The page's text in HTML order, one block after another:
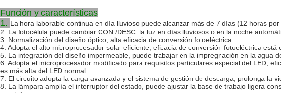
Función y características
1. La hora laborable continua en día lluvioso puede alcanzar más de 7 días (12 horas por
2. La fotocélula puede cambiar CON./DESC. la luz en días lluviosos o en la noche
3. Normalización del diseño óptico, alta eficacia de conversión fotoeléctrica.
4. Adopta el alto microprocesador solar eficiente, eficacia de conversión fotoeléctrica está
5. La integración del diseño impermeable, puede trabajar en la impregnación en la agua
6. Adopta el microprocesador modificado para requisitos particulares especial del LED,
es más alta del LED normal.
7. El circuito adopta la carga avanzada y el sistema de gestión de descarga, prolonga la
8. La lámpara amplía el interruptor del estado, puede ajustar la base de trabajo ligera